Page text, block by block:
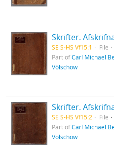
Skrifter.
SE S-HS Vf15:1 File
Part ofCarl Michael
Völschow
Skrifter.
SE S-HS Vf15:2 File
Part ofCarl Michael
Völschow